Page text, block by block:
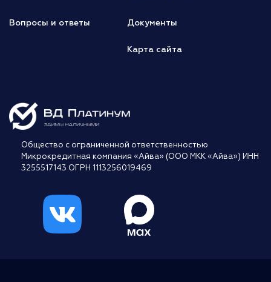
Вопросы и ответы Документы
Карта сайта
Общество с ограниченной ответственностью
Микрокредитная компания «Айва» (ООО МКК «Айва») ИНН
3255517143 ОГРН 1113256019469